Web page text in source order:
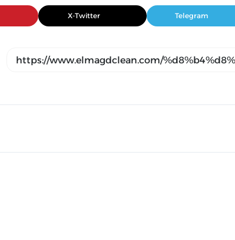
Telegram
X-Twitter